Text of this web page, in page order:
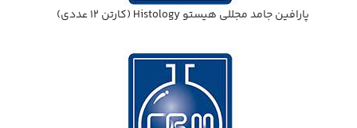
پارافين جامد مجللي هيستو Histology (كارتن 12 عددي)